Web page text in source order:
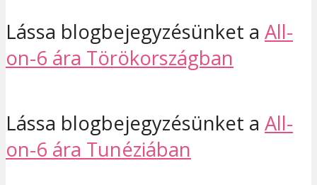
Lássa blogbejegyzésünket a All-
on-6 ára Törökországban
Lássa blogbejegyzésünket a All-
on-6 ára Tunéziában